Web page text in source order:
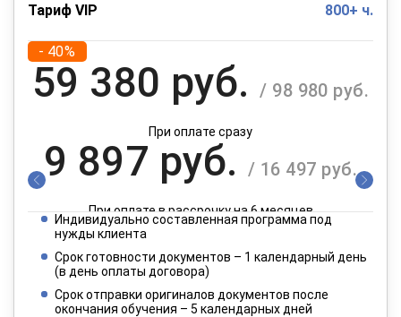
Тариф VIP 800+ ч.
- 40%
59 380 руб. / 98 980 руб.
При оплате сразу
9 897 руб. / 16 497 руб.
При оплате в рассрочку на 6 месяцев
4 949 руб. / 8 249 руб.
При оплате в рассрочку на 12 месяцев
Индивидуально составленная программа под
нужды клиента
Срок готовности документов – 1 календарный день
(в день оплаты договора)
Срок отправки оригиналов документов после
окончания обучения – 5 календарных дней